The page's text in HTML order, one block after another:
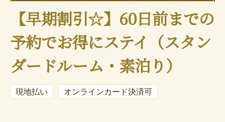
【早期割引☆】60日前までの
予約でお得にステイ（スタン
ダードルーム・素泊り）
現地払い オンラインカード決済可